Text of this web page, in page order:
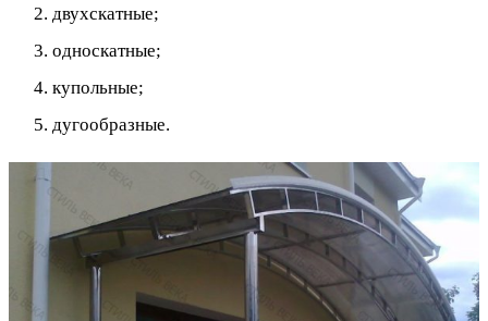
двухскатные;
односкатные;
купольные;
дугообразные.